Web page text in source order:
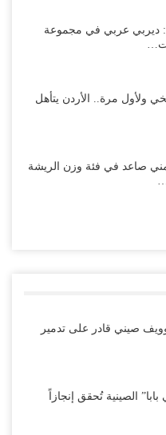
قرعة مونديال 2026: ديربي عربي في مجموعة
ولأول مرة.. الأردن يتأهل
صاعد في فئة وزن الريشة
صيني قادر على تدمير
الصينية تُحقق إنجازاً